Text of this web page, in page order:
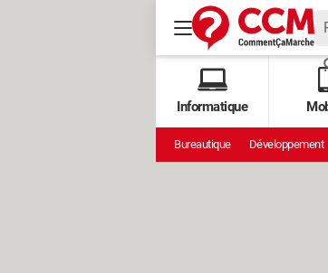
Informatique
Bureautique Développement